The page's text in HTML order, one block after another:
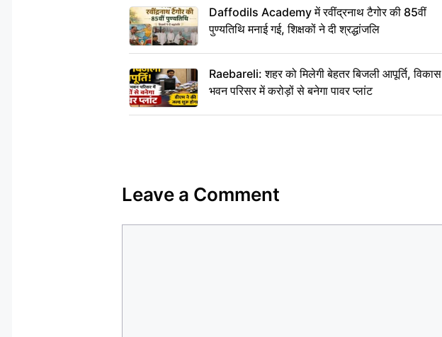
Daffodils Academy में रवींद्रनाथ टैगोर की 85वीं
पुण्यतिथि मनाई गई, शिक्षकों ने दी श्रद्धांजलि
Raebareli: शहर को मिलेगी बेहतर बिजली आपूर्ति, विकास
भवन परिसर में करोड़ों से बनेगा पावर प्लांट
Leave a Comment